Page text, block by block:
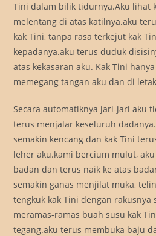
Tini dalam bilik tidurnya.Aku lihat
melentang di atas katilnya.aku
kak Tini, tanpa rasa terkejut kak
kepadanya.aku terus duduk
atas kekasaran aku. Kak Tini
memegang tangan aku dan di
Secara automatiknya jari-jari aku
terus menjalar keseluruh
semakin kencang dan kak Tini
leher aku.kami bercium mulut,
badan dan terus naik ke atas
semakin ganas menjilat muka,
tengkuk kak Tini dengan rakusnya
meramas-ramas buah susu kak
tegang.aku terus membuka baju